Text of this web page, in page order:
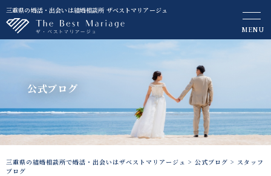
三重県の婚活・出会いは結婚相談所 ザベストマリアージュ
MENU
公式ブログ
三重県の結婚相談所で婚活・出会いはザベストマリアージュ > 公式ブログ > スタッフ
ブログ